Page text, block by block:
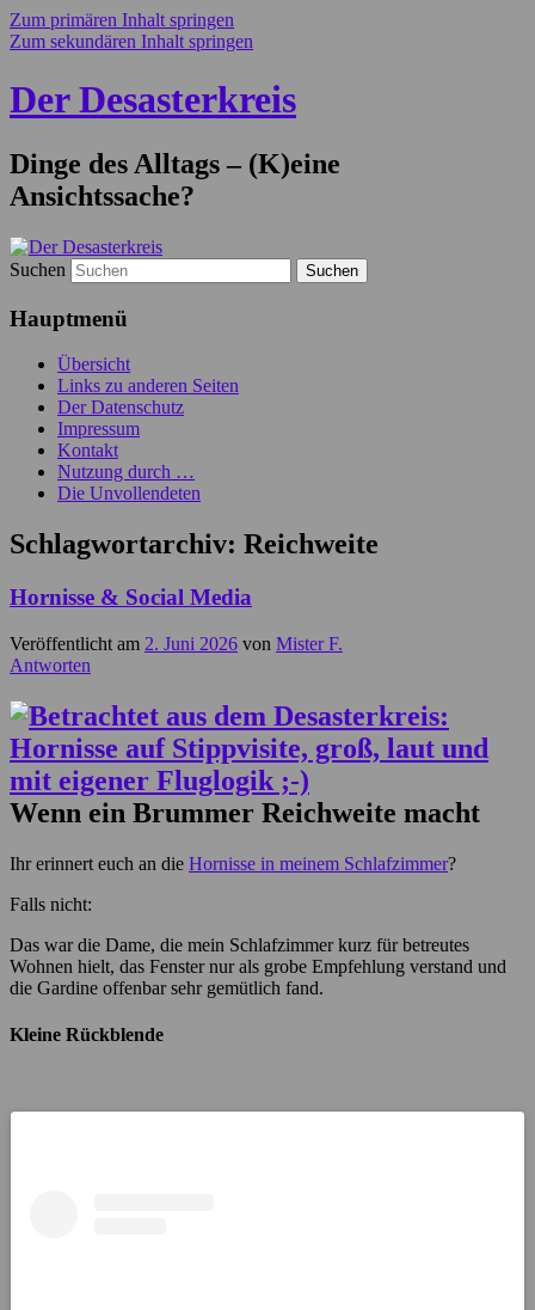
Zum primären Inhalt springen
Zum sekundären Inhalt springen
Der Desasterkreis
Dinge des Alltags – (K)eine
Ansichtssache?
Suchen
Hauptmenü
Übersicht
Links zu anderen Seiten
Der Datenschutz
Impressum
Kontakt
Nutzung durch …
Die Unvollendeten
Schlagwortarchiv: Reichweite
Hornisse & Social Media
Veröffentlicht am 2. Juni 2026 von Mister F.
Antworten
Wenn ein Brummer Reichweite macht
Ihr erinnert euch an die Hornisse in meinem Schlafzimmer?
Falls nicht:
Das war die Dame, die mein Schlafzimmer kurz für betreutes
Wohnen hielt, das Fenster nur als grobe Empfehlung verstand und
die Gardine offenbar sehr gemütlich fand.
Kleine Rückblende